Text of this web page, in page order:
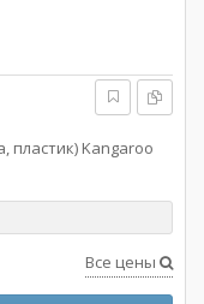
пластик) Kangaroo
Все цены